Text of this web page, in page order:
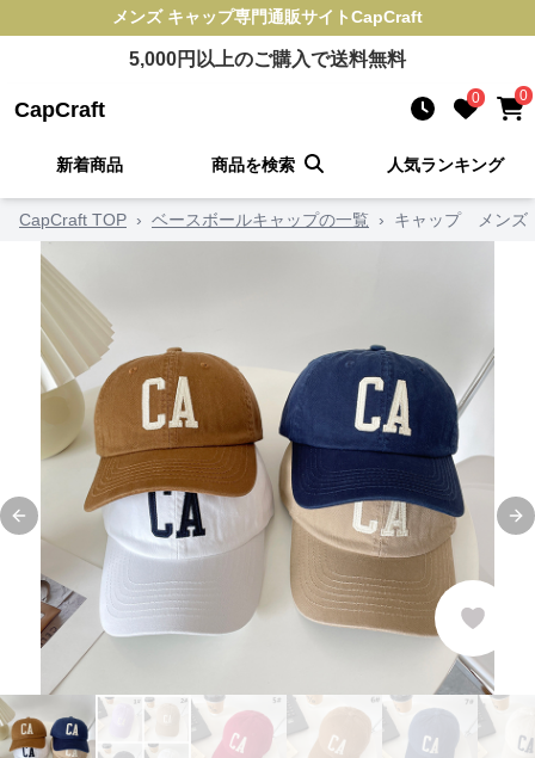
メンズ キャップ専門通販サイトCapCraft
5,000円以上のご購入で送料無料
CapCraft 0 0
新着商品 商品を検索 人気ランキング
CapCraft TOP › ベースボールキャップの一覧 › キャップ メンズ
Previous slide